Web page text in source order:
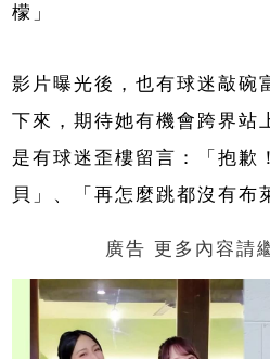
檬」
影片曝光後，也有球迷敲碗
下來，期待她有機會跨界站
是有球迷歪樓留言：「抱歉
貝」、「再怎麼跳都沒有布
廣告 更多內容請